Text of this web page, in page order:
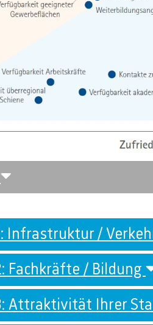
Infrastruktur /
Fachkräfte / Bildung
Attraktivität Ihrer